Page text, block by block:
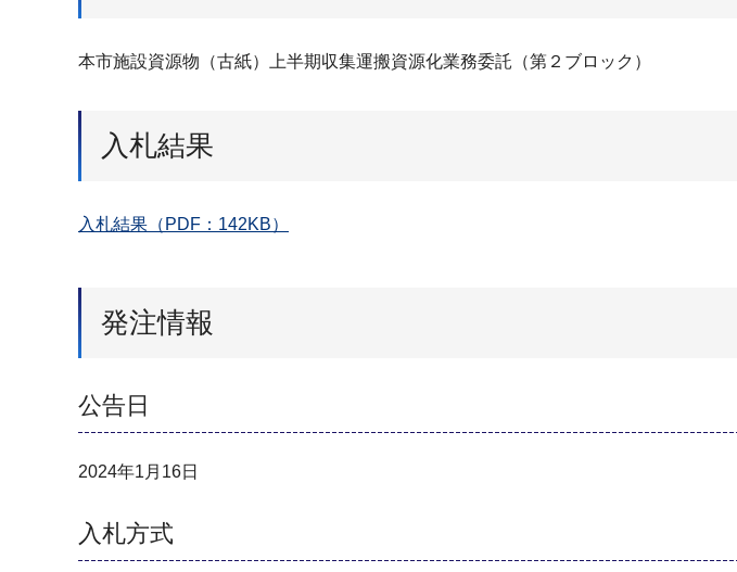
本市施設資源物（古紙）上半期収集運搬資源化業務委託（第２ブロック）
入札結果
入札結果（PDF：142KB）
発注情報
公告日
2024年1月16日
入札方式